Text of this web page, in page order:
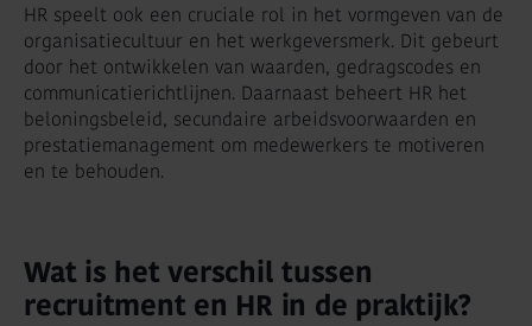
HR speelt ook een cruciale rol in het vormgeven van de
organisatiecultuur en het werkgeversmerk. Dit gebeurt
door het ontwikkelen van waarden, gedragscodes en
communicatierichtlijnen. Daarnaast beheert HR het
beloningsbeleid, secundaire arbeidsvoorwaarden en
prestatiemanagement om medewerkers te motiveren
en te behouden.
Wat is het verschil tussen
recruitment en HR in de praktijk?